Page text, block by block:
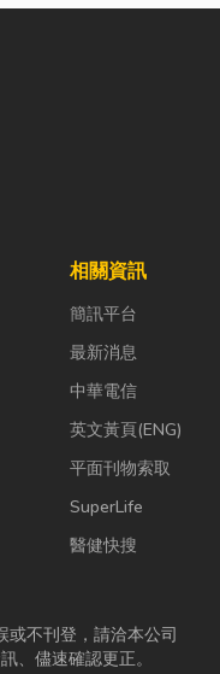
相關資訊
簡訊平台
最新消息
中華電信
英文黃頁(ENG)
平面刊物索取
SuperLife
醫健快搜
或不刊登，請洽本公司
、儘速確認更正。